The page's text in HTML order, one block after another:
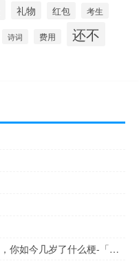
礼物 红包 考生
诗词 费用 还不
粉色娇嫩，你如今几岁了-粉色娇嫩，你如今几岁了什么梗-「鲸吼社区」